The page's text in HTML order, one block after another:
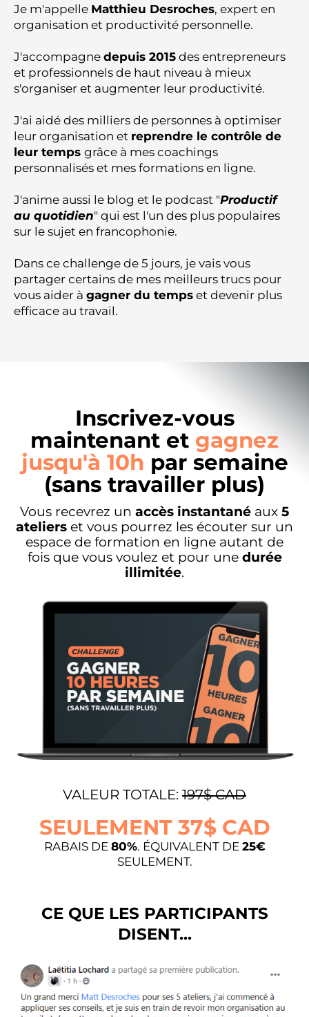
Je m'appelle Matthieu Desroches, expert en
organisation et productivité personnelle.
J'accompagne depuis 2015 des entrepreneurs
et professionnels de haut niveau à mieux
s'organiser et augmenter leur productivité.
J'ai aidé des milliers de personnes à optimiser
leur organisation et reprendre le contrôle de
leur temps grâce à mes coachings
personnalisés et mes formations en ligne.
J'anime aussi le blog et le podcast "Productif
au quotidien" qui est l'un des plus populaires
sur le sujet en francophonie.
Dans ce challenge de 5 jours, je vais vous
partager certains de mes meilleurs trucs pour
vous aider à gagner du temps et devenir plus
efficace au travail.
Inscrivez-vous
maintenant et gagnez
jusqu'à 10h par semaine
(sans travailler plus)
Vous recevrez un accès instantané aux 5
ateliers et vous pourrez les écouter sur un
espace de formation en ligne autant de
fois que vous voulez et pour unedurée
illimitée.
VALEUR TOTALE: 197$ CAD
SEULEMENT 37$ CAD
RABAIS DE 80%. ÉQUIVALENT DE 25€
SEULEMENT.
CE QUE LES PARTICIPANTS
DISENT...